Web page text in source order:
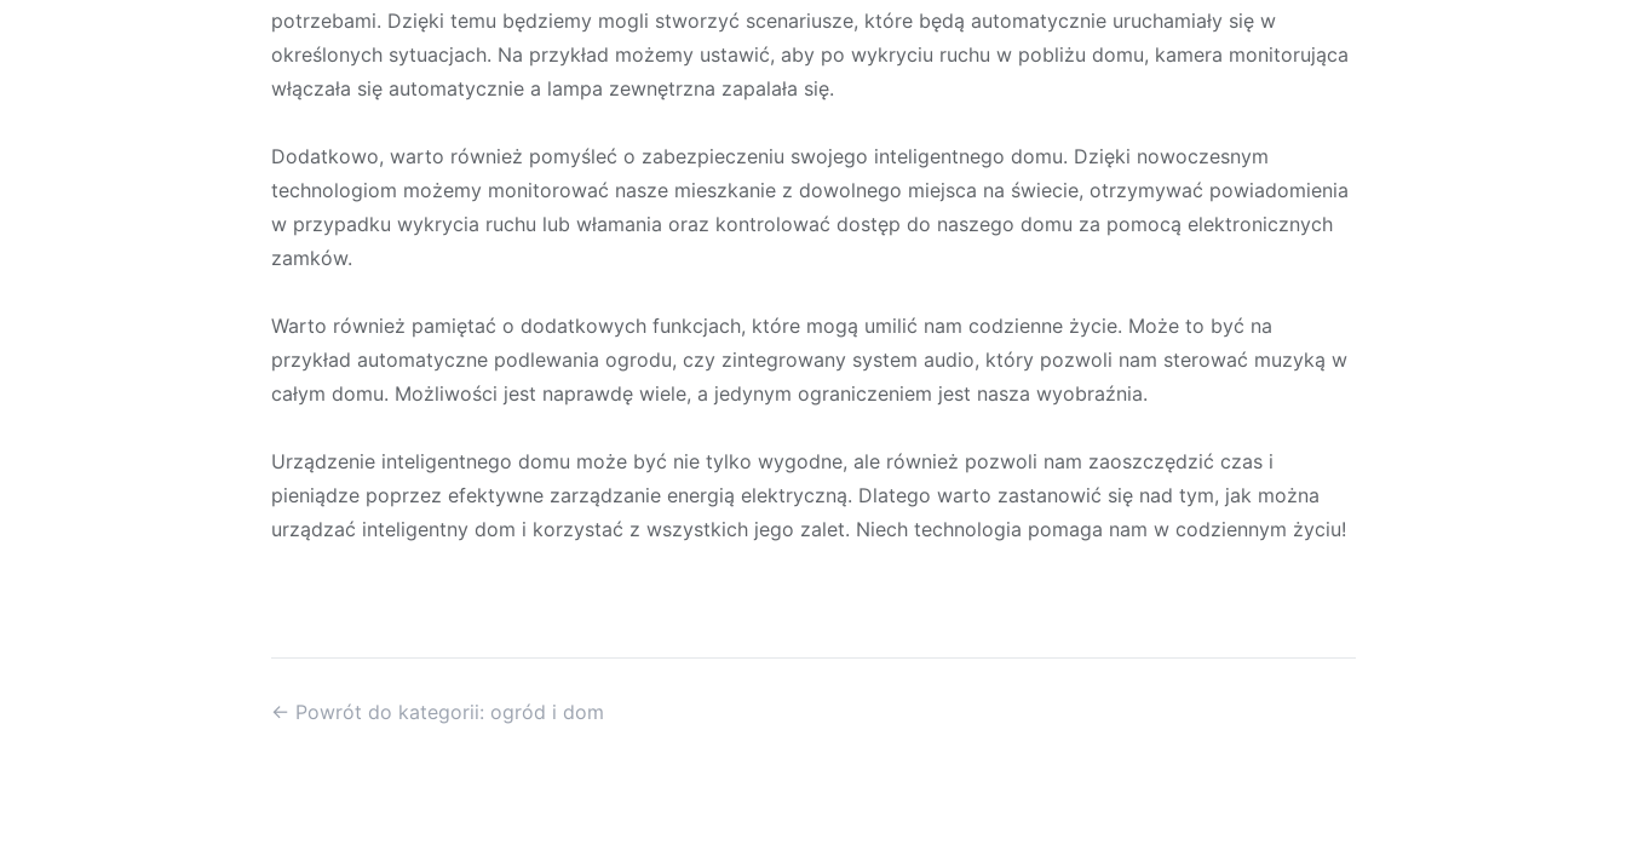
potrzebami. Dzięki temu będziemy mogli stworzyć scenariusze, które będą automatycznie uruchamiały się w
określonych sytuacjach. Na przykład możemy ustawić, aby po wykryciu ruchu w pobliżu domu, kamera monitorująca
włączała się automatycznie a lampa zewnętrzna zapalała się.
Dodatkowo, warto również pomyśleć o zabezpieczeniu swojego inteligentnego domu. Dzięki nowoczesnym
technologiom możemy monitorować nasze mieszkanie z dowolnego miejsca na świecie, otrzymywać powiadomienia
w przypadku wykrycia ruchu lub włamania oraz kontrolować dostęp do naszego domu za pomocą elektronicznych
zamków.
Warto również pamiętać o dodatkowych funkcjach, które mogą umilić nam codzienne życie. Może to być na
przykład automatyczne podlewania ogrodu, czy zintegrowany system audio, który pozwoli nam sterować muzyką w
całym domu. Możliwości jest naprawdę wiele, a jedynym ograniczeniem jest nasza wyobraźnia.
Urządzenie inteligentnego domu może być nie tylko wygodne, ale również pozwoli nam zaoszczędzić czas i
pieniądze poprzez efektywne zarządzanie energią elektryczną. Dlatego warto zastanowić się nad tym, jak można
urządzać inteligentny dom i korzystać z wszystkich jego zalet. Niech technologia pomaga nam w codziennym życiu!
← Powrót do kategorii: ogród i dom